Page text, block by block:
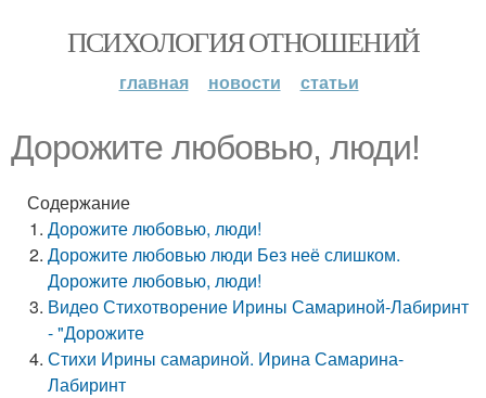
ПСИХОЛОГИЯ ОТНОШЕНИЙ
главная новости статьи
Дорожите любовью, люди!
Содержание
Дорожите любовью, люди!
Дорожите любовью люди Без неё слишком.
Дорожите любовью, люди!
Видео Стихотворение Ирины Самариной-Лабиринт
- "Дорожите
Стихи Ирины самариной. Ирина Самарина-
Лабиринт